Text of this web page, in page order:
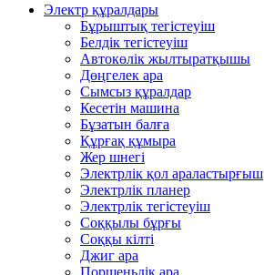
Электр құралдары
Бұрыштық тегістеуіш
Белдік тегістеуіш
Автокөлік жылтыратқышы
Дөңгелек ара
Сымсыз құралдар
Кесетін машина
Бұзатын балға
Құрғақ құмыра
Жер шнегі
Электрлік қол араластырғыш
Электрлік планер
Электрлік тегістеуіш
Соққылы бұрғы
Соққы кілті
Джиг ара
Поршеньдік ара